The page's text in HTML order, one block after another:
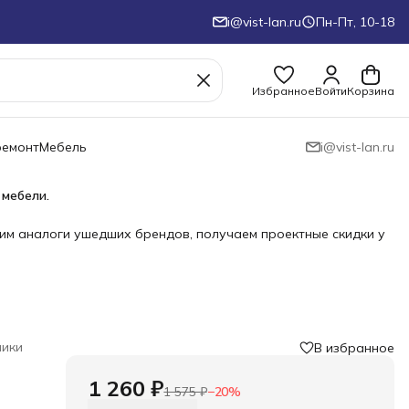
i@vist-lan.ru Пн-Пт, 10-18
ИзбранноеВойтиКорзина
Мебель i@vist-lan.ru
аналоги ушедших брендов, получаем проектные скидки у
В избранное
1 260 ₽1 575 ₽−20%